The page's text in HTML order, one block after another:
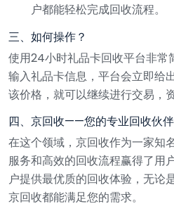
户都能轻松完成回收流程。
三、如何操作？
使用24小时礼品卡回收平台非常
输入礼品卡信息，平台会立即给
该价格，就可以继续进行交易，
四、京回收——您的专业回收伙伴
在这个领域，京回收作为一家知
服务和高效的回收流程赢得了用
户提供最优质的回收体验，无论
京回收都能满足您的需求。